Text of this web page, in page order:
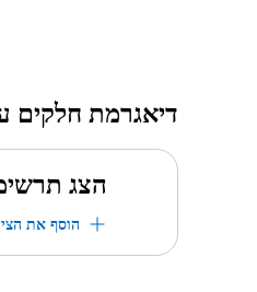
דיאגרמת חלקים
הצג
הוסף את